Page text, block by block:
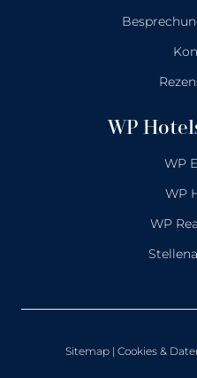
WP
WP
WP
WP
Sitemap |Cookies &